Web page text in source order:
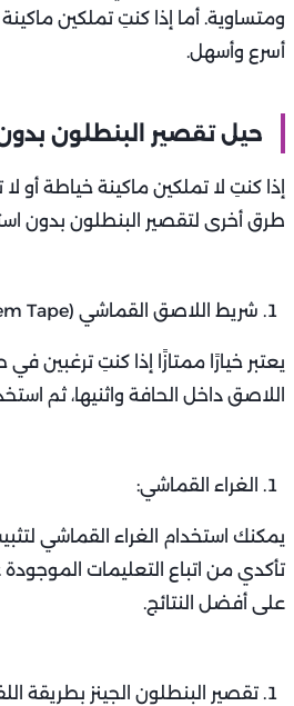
ومتساوية. أما إذا كنتِ تملكين
أسرع وأسهل.
حيل تقصير البنطلون
إذا كنتِ لا تملكين ماكينة خياطة أو
طرق أخرى لتقصير البنطلون بدون
شريط اللاصق القماشي (Hem Tape):
يعتبر خيارًا ممتازًا إذا كنتِ
اللاصق داخل الحافة واثنيها، ثم
الغراء القماشي:
يمكنك استخدام الغراء القماشي
تأكدي من اتباع التعليمات
على أفضل النتائج.
تقصير البنطلون الجينز بطريقة